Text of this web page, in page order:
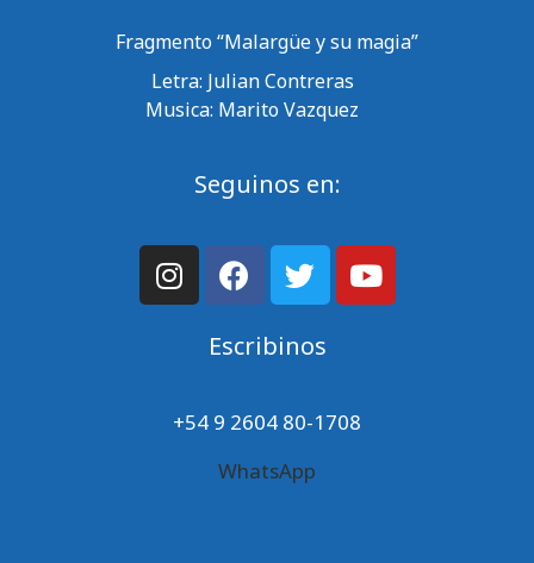
Fragmento “Malargüe y su magia”
Letra: Julian Contreras
Musica: Marito Vazquez
Seguinos en:
Escribinos
+54 9 2604 80-1708
WhatsApp